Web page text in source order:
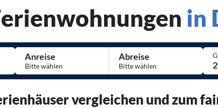
in
Anreise Abreise
vergleichen und zum